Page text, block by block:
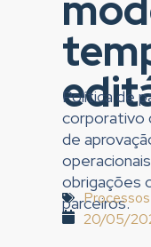
Política de
corporativo
de
obrigações
parceiros.
20/05/